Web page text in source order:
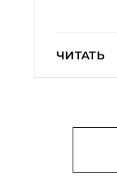
ЧИТАТЬ